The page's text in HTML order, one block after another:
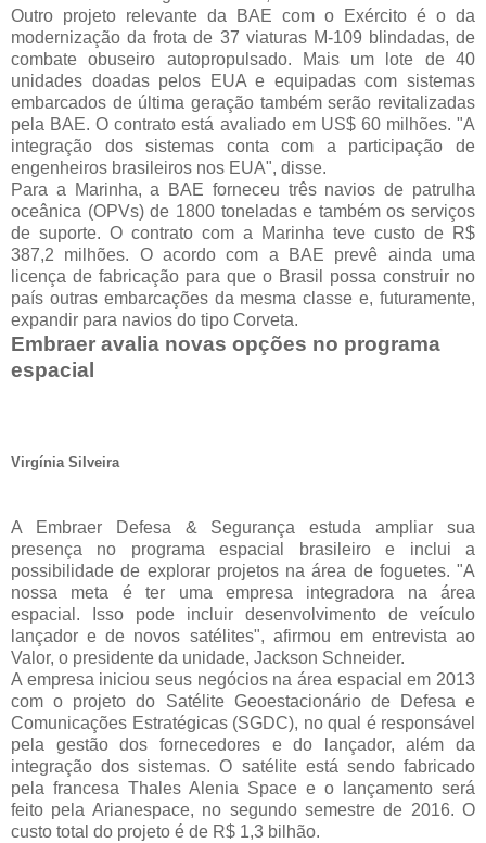
Outro projeto relevante da BAE com o Exército é o da
modernização da frota de 37 viaturas M-109 blindadas, de
combate obuseiro autopropulsado. Mais um lote de 40
unidades doadas pelos EUA e equipadas com sistemas
embarcados de última geração também serão revitalizadas
pela BAE. O contrato está avaliado em US$ 60 milhões. "A
integração dos sistemas conta com a participação de
engenheiros brasileiros nos EUA", disse.
Para a Marinha, a BAE forneceu três navios de patrulha
oceânica (OPVs) de 1800 toneladas e também os serviços
de suporte. O contrato com a Marinha teve custo de R$
387,2 milhões. O acordo com a BAE prevê ainda uma
licença de fabricação para que o Brasil possa construir no
país outras embarcações da mesma classe e, futuramente,
expandir para navios do tipo Corveta.
Embraer avalia novas opções no programa
espacial
Virgínia Silveira
A Embraer Defesa & Segurança estuda ampliar sua
presença no programa espacial brasileiro e inclui a
possibilidade de explorar projetos na área de foguetes. "A
nossa meta é ter uma empresa integradora na área
espacial. Isso pode incluir desenvolvimento de veículo
lançador e de novos satélites", afirmou em entrevista ao
Valor, o presidente da unidade, Jackson Schneider.
A empresa iniciou seus negócios na área espacial em 2013
com o projeto do Satélite Geoestacionário de Defesa e
Comunicações Estratégicas (SGDC), no qual é responsável
pela gestão dos fornecedores e do lançador, além da
integração dos sistemas. O satélite está sendo fabricado
pela francesa Thales Alenia Space e o lançamento será
feito pela Arianespace, no segundo semestre de 2016. O
custo total do projeto é de R$ 1,3 bilhão.